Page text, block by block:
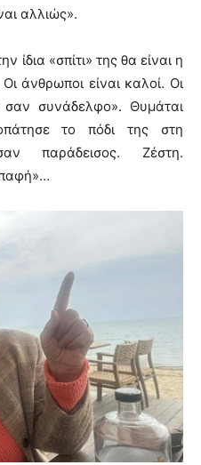
αλλιώς».
ίδια «σπίτι» της θα είναι η
άνθρωποι είναι καλοί. Οι
σαν συνάδελφο». Θυμάται
το πόδι της στη
παράδεισος. Ζέστη.